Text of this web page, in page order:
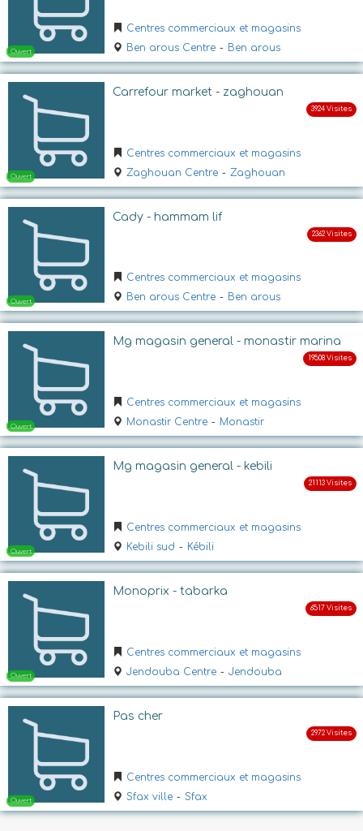
Ouvert
Ouvert
Ouvert
Ouvert
Centres commerciaux et magasins
Ben arous Centre - Ben arous
Carrefour market - zaghouan
Centres commerciaux et magasins
Zaghouan Centre - Zaghouan
Cady - hammam lif
Centres commerciaux et magasins
Ben arous Centre - Ben arous
Mg magasin general - monastir marina
Centres commerciaux et magasins
Monastir Centre - Monastir
Mg magasin general - kebili
Centres commerciaux et magasins
Kebili sud - Kébili
Monoprix - tabarka
Centres commerciaux et magasins
Jendouba Centre - Jendouba
Pas cher
Centres commerciaux et magasins
Sfax ville - Sfax